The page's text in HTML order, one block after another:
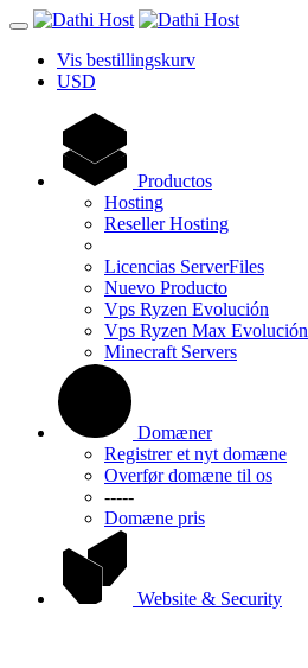
Vis bestillingskurv
USD
Productos
Hosting
Reseller Hosting
Licencias ServerFiles
Nuevo Producto
Vps Ryzen Evolución
Vps Ryzen Max Evolución
Minecraft Servers
Domæner
Registrer et nyt domæne
Overfør domæne til os
-----
Domæne pris
Website & Security